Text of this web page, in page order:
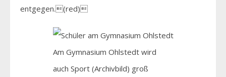
entgegen.(red)
Am Gymnasium Ohlstedt wird
auch Sport (Archivbild) groß